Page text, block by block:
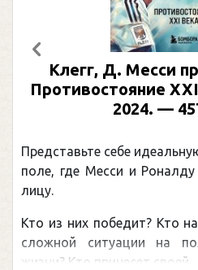
Клегг, Д. Месси
Противостояние
2024. —
Представьте себе
поле, где Месси и
лицу.
Кто из них победит? Кто
сложной ситуации на
жизни? Кто принесет своей ...
Предыдущий